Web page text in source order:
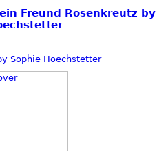
Freund Rosenkreutz by
Sophie Hoechstetter